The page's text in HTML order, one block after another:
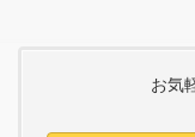
お気